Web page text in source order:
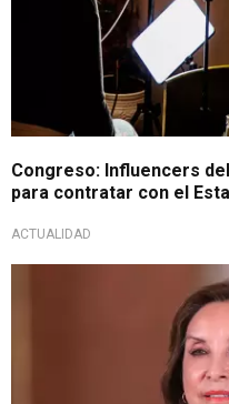
Congreso: Influencers
para contratar con el
ACTUALIDAD